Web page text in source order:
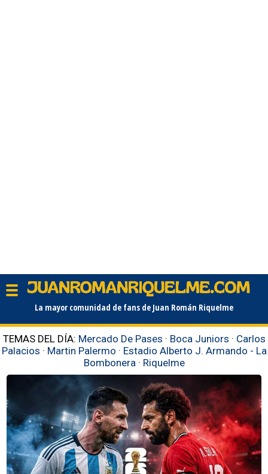
La mayor comunidad de fans de Juan Román Riquelme
TEMAS DEL DÍA: Mercado De Pases · Boca Juniors · Carlos
Palacios · Martin Palermo · Estadio Alberto J. Armando - La
Bombonera · Riquelme